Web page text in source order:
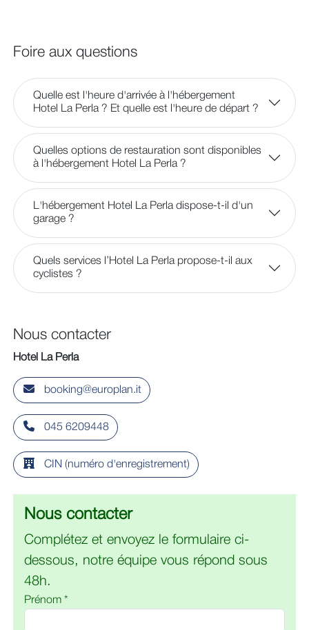
Foire aux questions
Quelle est l'heure d'arrivée à l'hébergement
Hotel La Perla ? Et quelle est l'heure de départ ?
Quelles options de restauration sont disponibles
à l'hébergement Hotel La Perla ?
L'hébergement Hotel La Perla dispose-t-il d'un
garage ?
Quels services l’Hotel La Perla propose-t-il aux
cyclistes ?
Nous contacter
Hotel La Perla
booking@europlan.it
045 6209448
CIN (numéro d'enregistrement)
Nous contacter
Complétez et envoyez le formulaire ci-
dessous, notre équipe vous répond sous
48h.
Prénom *